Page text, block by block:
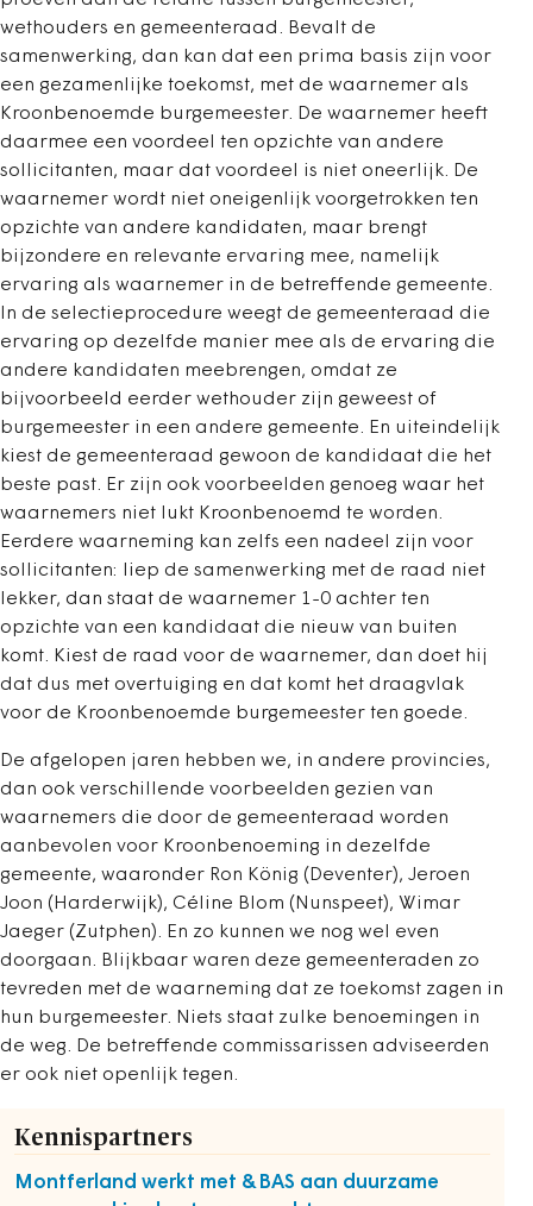
wethouders en gemeenteraad. Bevalt de
samenwerking, dan kan dat een prima basis zijn voor
een gezamenlijke toekomst, met de waarnemer als
Kroonbenoemde burgemeester. De waarnemer heeft
daarmee een voordeel ten opzichte van andere
sollicitanten, maar dat voordeel is niet oneerlijk. De
waarnemer wordt niet oneigenlijk voorgetrokken ten
opzichte van andere kandidaten, maar brengt
bijzondere en relevante ervaring mee, namelijk
ervaring als waarnemer in de betreffende gemeente.
In de selectieprocedure weegt de gemeenteraad die
ervaring op dezelfde manier mee als de ervaring die
andere kandidaten meebrengen, omdat ze
bijvoorbeeld eerder wethouder zijn geweest of
burgemeester in een andere gemeente. En uiteindelijk
kiest de gemeenteraad gewoon de kandidaat die het
beste past. Er zijn ook voorbeelden genoeg waar het
waarnemers niet lukt Kroonbenoemd te worden.
Eerdere waarneming kan zelfs een nadeel zijn voor
sollicitanten: liep de samenwerking met de raad niet
lekker, dan staat de waarnemer 1-0 achter ten
opzichte van een kandidaat die nieuw van buiten
komt. Kiest de raad voor de waarnemer, dan doet hij
dat dus met overtuiging en dat komt het draagvlak
voor de Kroonbenoemde burgemeester ten goede.
De afgelopen jaren hebben we, in andere provincies,
dan ook verschillende voorbeelden gezien van
waarnemers die door de gemeenteraad worden
aanbevolen voor Kroonbenoeming in dezelfde
gemeente, waaronder Ron König (Deventer), Jeroen
Joon (Harderwijk), Céline Blom (Nunspeet), Wimar
Jaeger (Zutphen). En zo kunnen we nog wel even
doorgaan. Blijkbaar waren deze gemeenteraden zo
tevreden met de waarneming dat ze toekomst zagen in
hun burgemeester. Niets staat zulke benoemingen in
de weg. De betreffende commissarissen adviseerden
er ook niet openlijk tegen.
Kennispartners
Montferland werkt met &BAS aan duurzame